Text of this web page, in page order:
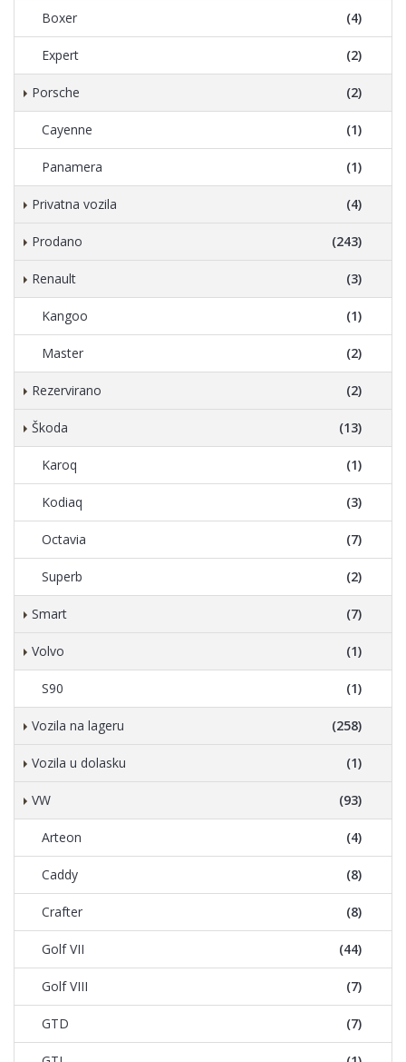
Boxer (4)
Expert (2)
Porsche (2)
Cayenne (1)
Panamera (1)
Privatna vozila (4)
Prodano (243)
Renault (3)
Kangoo (1)
Master (2)
Rezervirano (2)
Škoda (13)
Karoq (1)
Kodiaq (3)
Octavia (7)
Superb (2)
Smart (7)
Volvo (1)
S90 (1)
Vozila na lageru (258)
Vozila u dolasku (1)
VW (93)
Arteon (4)
Caddy (8)
Crafter (8)
Golf VII (44)
Golf VIII (7)
GTD (7)